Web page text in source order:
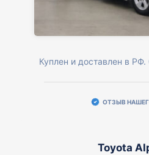
Куплен и доставлен в
ОТЗЫВ
Toyota